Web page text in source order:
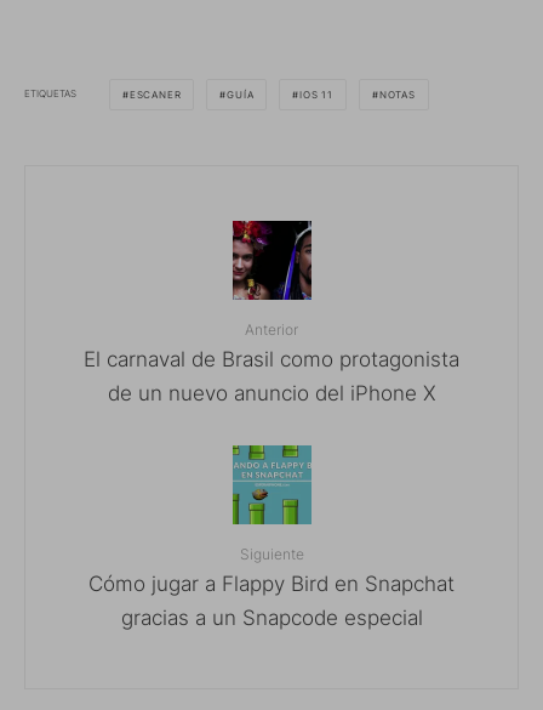
ETIQUETAS ESCANER GUÍA IOS 11 NOTAS
Anterior
El carnaval de Brasil como protagonista
de un nuevo anuncio del iPhone X
Siguiente
Cómo jugar a Flappy Bird en Snapchat
gracias a un Snapcode especial